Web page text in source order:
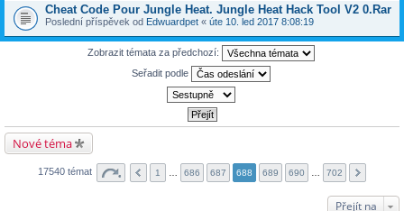
Cheat Code Pour Jungle Heat. Jungle Heat Hack Tool V2 0.Rar
Poslední příspěvek od Edwuardpet « úte 10. led 2017 8:08:19
Zobrazit témata za předchozí:
Seřadit podle
Nové téma
17540 témat 1 686 687 688 689 690 702
Přejít na